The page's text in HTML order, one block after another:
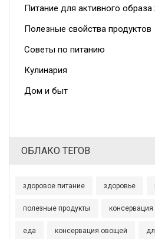
Питание для активного образа
Полезные свойства продуктов
Советы по питанию
Кулинария
Дом и быт
ОБЛАКО ТЕГОВ
здоровое питание здоровье
полезные продукты консервация
еда консервация овощей